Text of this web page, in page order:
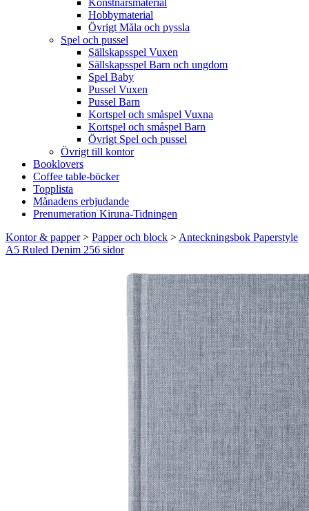
Konstnärsmaterial
Hobbymaterial
Övrigt Måla och pyssla
Spel och pussel
Sällskapsspel Vuxen
Sällskapsspel Barn och ungdom
Spel Baby
Pussel Vuxen
Pussel Barn
Kortspel och småspel Vuxna
Kortspel och småspel Barn
Övrigt Spel och pussel
Övrigt till kontor
Booklovers
Coffee table-böcker
Topplista
Månadens erbjudande
Prenumeration Kiruna-Tidningen
Kontor & papper> Papper och block > Anteckningsbok Paperstyle
A5 Ruled Denim 256 sidor